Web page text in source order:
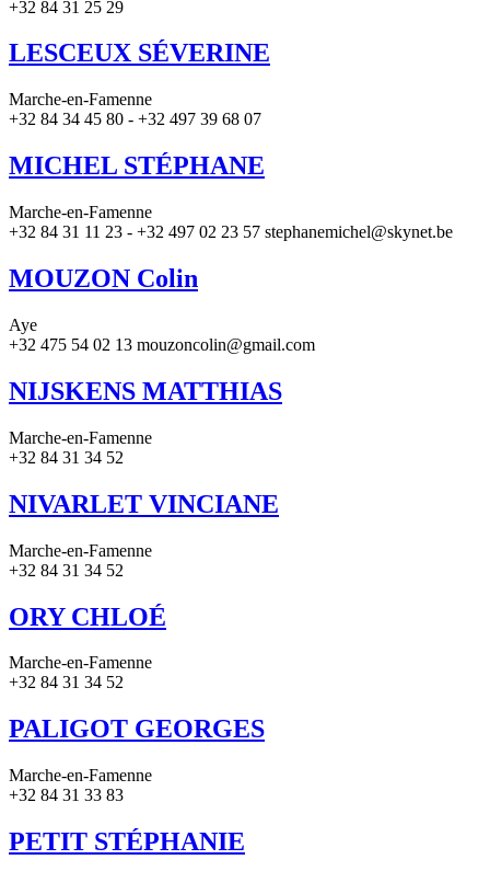
+32 84 31 25 29
LESCEUX SÉVERINE
Marche-en-Famenne
+32 84 34 45 80 - +32 497 39 68 07
MICHEL STÉPHANE
Marche-en-Famenne
+32 84 31 11 23 - +32 497 02 23 57 stephanemichel@skynet.be
MOUZON Colin
Aye
+32 475 54 02 13 mouzoncolin@gmail.com
NIJSKENS MATTHIAS
Marche-en-Famenne
+32 84 31 34 52
NIVARLET VINCIANE
Marche-en-Famenne
+32 84 31 34 52
ORY CHLOÉ
Marche-en-Famenne
+32 84 31 34 52
PALIGOT GEORGES
Marche-en-Famenne
+32 84 31 33 83
PETIT STÉPHANIE